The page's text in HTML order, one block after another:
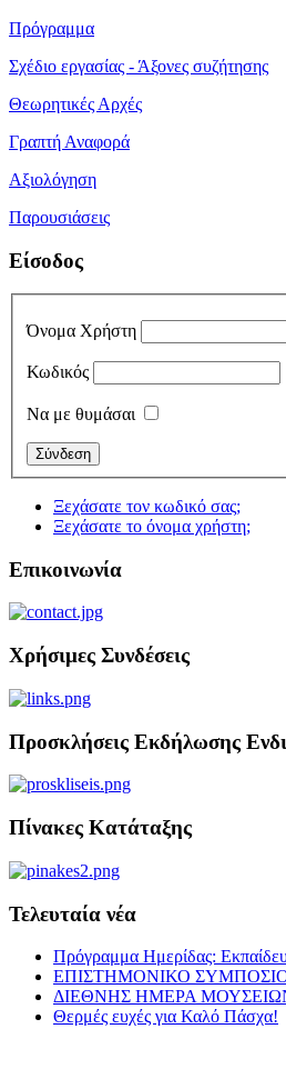
Πρόγραμμα
Σχέδιο εργασίας - Άξονες συζήτησης
Θεωρητικές Αρχές
Γραπτή Αναφορά
Αξιολόγηση
Παρουσιάσεις
Είσοδος
Όνομα Χρήστη
Κωδικός
Να με θυμάσαι
Ξεχάσατε τον κωδικό σας;
Ξεχάσατε το όνομα χρήστη;
Επικοινωνία
Χρήσιμες Συνδέσεις
Προσκλήσεις Εκδήλωσης
Πίνακες Κατάταξης
Τελευταία νέα
Πρόγραμμα Ημερίδας:
ΕΠΙΣΤΗΜΟΝΙΚΟ ΣΥΜΠΟΣΙΟ με
ΔΙΕΘΝΗΣ ΗΜΕΡΑ
Θερμές ευχές για Καλό Πάσχα!